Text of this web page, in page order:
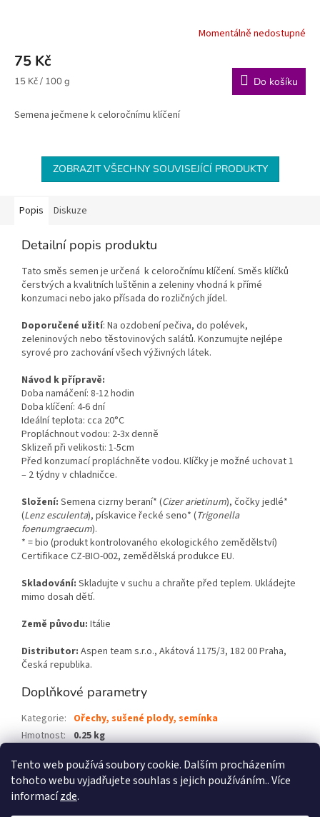
Tento web používá soubory cookie. Dalším procházením
tohoto webu vyjadřujete souhlas s jejich používáním.. Více
informacízde.
Momentálně nedostupné
75 Kč
Měrná
15 Kč / 100 g Do košíku
Semena ječmene k celoročnímu klíčení
ZOBRAZIT VŠECHNY SOUVISEJÍCÍ PRODUKTY
Popis Diskuze
Detailní popis produktu
Tato směs semen je určená k celoročnímu klíčení. Směs klíčků
čerstvých a kvalitních luštěnin a zeleniny vhodná k přímé
konzumaci nebo jako přísada do rozličných jídel.
Doporučené užití: Na ozdobení pečiva, do polévek,
zeleninových nebo těstovinových salátů. Konzumujte nejlépe
syrové pro zachování všech výživných látek.
Návod k přípravě:
Doba namáčení: 8-12 hodin
Doba klíčení: 4-6 dní
Ideální teplota: cca 20°C
Propláchnout vodou: 2-3x denně
Sklizeň při velikosti: 1-5cm
Před konzumací propláchněte vodou. Klíčky je možné uchovat 1
– 2 týdny v chladničce.
Složení: Semena cizrny beraní* (Cizer arietinum), čočky jedlé*
(Lenz esculenta), pískavice řecké seno* (Trigonella
foenumgraecum).
* = bio (produkt kontrolovaného ekologického zemědělství)
Certifikace CZ-BIO-002, zemědělská produkce EU.
Skladování: Skladujte v suchu a chraňte před teplem. Ukládejte
mimo dosah dětí.
Země původu: Itálie
Distributor: Aspen team s.r.o., Akátová 1175/3, 182 00 Praha,
Česká republika.
Doplňkové parametry
Kategorie: Ořechy, sušené plody, semínka
Hmotnost: 0.25 kg